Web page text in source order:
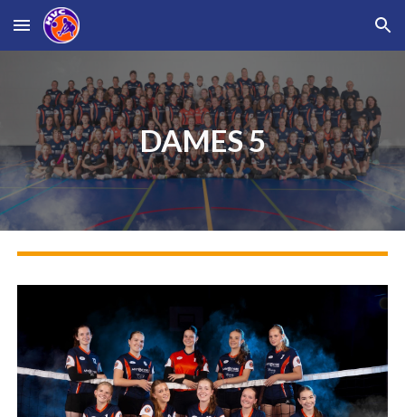
Skip to main content Skip to navigation
DAMES 5